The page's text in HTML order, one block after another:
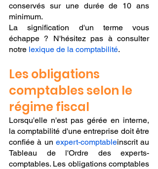
conservés sur une durée de 10 ans
minimum.
La signification d'un terme vous
échappe ? N'hésitez pas à consulter
notre lexique de la comptabilité.
Les obligations
comptables selon le
régime fiscal
Lorsqu'elle n'est pas gérée en interne,
la comptabilité d'une entreprise doit être
confiée à un expert-comptableinscrit au
Tableau de l'Ordre des experts-
comptables. Les obligations comptables